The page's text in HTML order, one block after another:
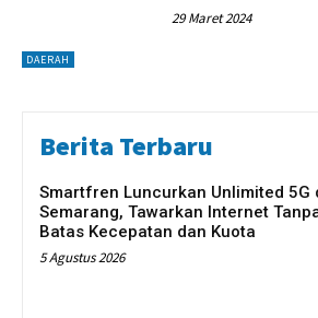
DAERAH
29 Maret 2024
Berita Terbaru
Smartfren Luncurkan Unlimited 5G
Semarang, Tawarkan Internet
Batas Kecepatan dan Kuota
5 Agustus 2026